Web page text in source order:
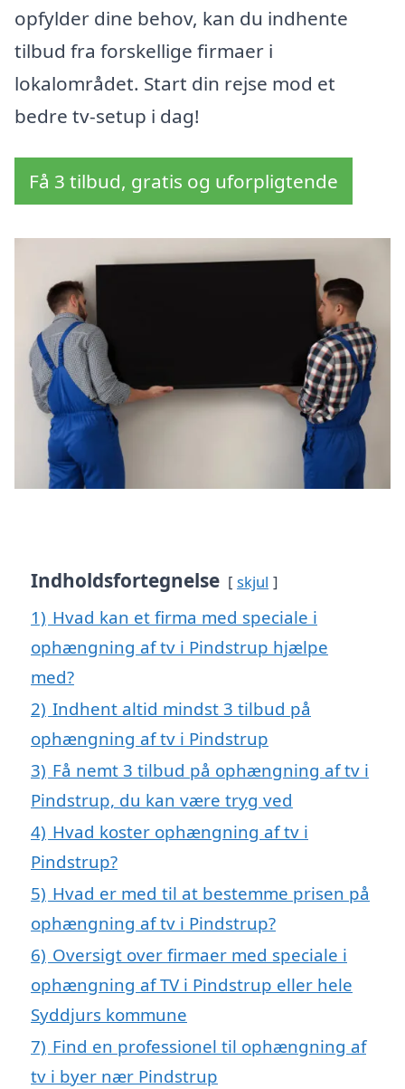
opfylder dine behov, kan du indhente
tilbud fra forskellige firmaer i
lokalområdet. Start din rejse mod et
bedre tv-setup i dag!
Få 3 tilbud, gratis og uforpligtende
Indholdsfortegnelse skjul
1) Hvad kan et firma med speciale i
ophængning af tv i Pindstrup hjælpe
med?
2) Indhent altid mindst 3 tilbud på
ophængning af tv i Pindstrup
3) Få nemt 3 tilbud på ophængning af tv i
Pindstrup, du kan være tryg ved
4) Hvad koster ophængning af tv i
Pindstrup?
5) Hvad er med til at bestemme prisen på
ophængning af tv i Pindstrup?
6) Oversigt over firmaer med speciale i
ophængning af TV i Pindstrup eller hele
Syddjurs kommune
7) Find en professionel til ophængning af
tv i byer nær Pindstrup